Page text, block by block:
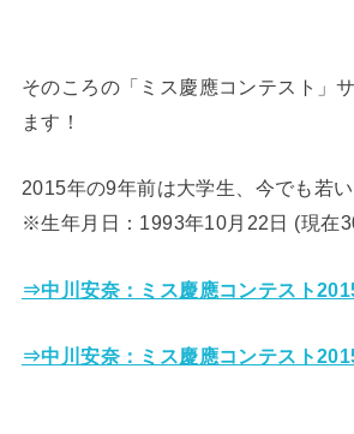
そのころの「ミス慶應コンテスト」
ます！
2015年の9年前は大学生、今でも若い
※生年月日：1993年10月22日 (現在
⇒中川安奈：ミス慶應コンテスト
⇒中川安奈：ミス慶應コンテスト